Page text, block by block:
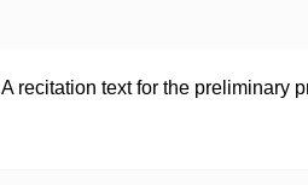
recitation text for the